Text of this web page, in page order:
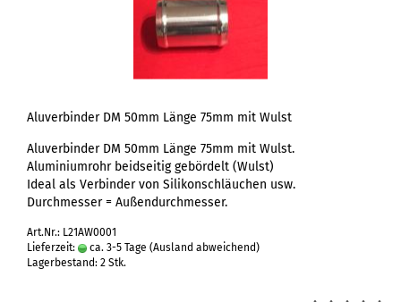
Aluverbinder DM 50mm Länge 75mm mit Wulst
Aluverbinder DM 50mm Länge 75mm mit Wulst.
Aluminiumrohr beidseitig gebördelt (Wulst)
Ideal als Verbinder von Silikonschläuchen usw.
Durchmesser = Außendurchmesser.
Art.Nr.: L21AW0001
Lieferzeit:
ca. 3-5 Tage (Ausland abweichend)
Lagerbestand: 2 Stk.